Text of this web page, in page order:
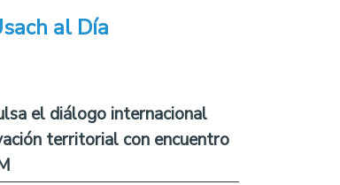
al Día
el diálogo internacional
territorial con encuentro